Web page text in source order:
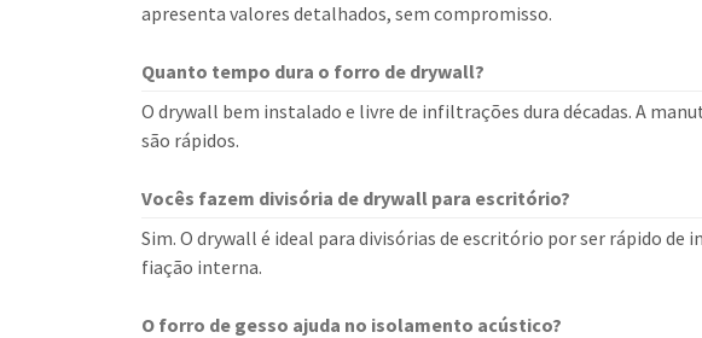
apresenta valores detalhados, sem compromisso.
Quanto tempo dura o forro de drywall?
O drywall bem instalado e livre de infiltrações dura décadas. A
são rápidos.
Vocês fazem divisória de drywall para escritório?
Sim. O drywall é ideal para divisórias de escritório por ser rápido de
fiação interna.
O forro de gesso ajuda no isolamento acústico?